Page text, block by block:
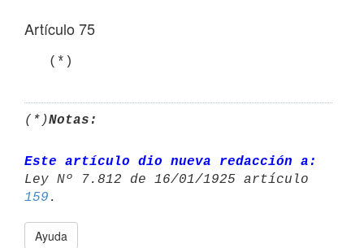
Artículo 75
   (*)
(*)Notas:
Este artículo dio nueva redacción a:
Ley Nº 7.812 de 16/01/1925 artículo
159
Ayuda